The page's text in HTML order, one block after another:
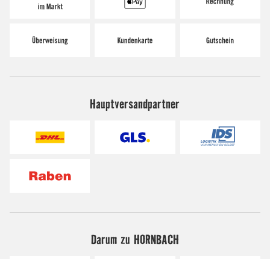
Hauptversandpartner
Darum zu HORNBACH